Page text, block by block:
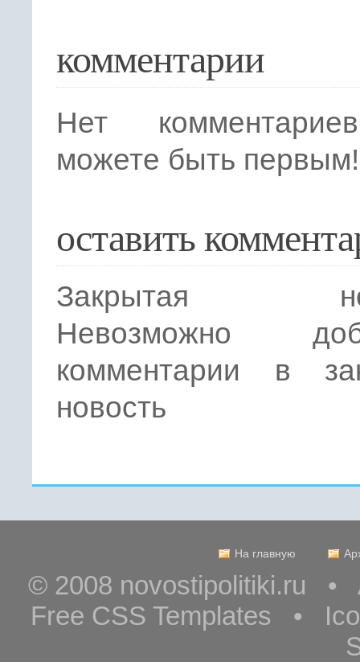
комментарии
Нет
можете быть первым!
оставить
Закрытая
Невозможно
комментарии в
новость
На главную
© 2008 novostipolitiki.ru •
Free CSS Templates •